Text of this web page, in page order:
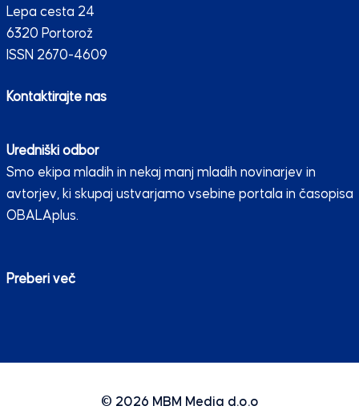
Lepa cesta 24
6320 Portorož
ISSN 2670-4609
Kontaktirajte nas
Uredniški odbor
Smo ekipa mladih in nekaj manj mladih novinarjev in
avtorjev, ki skupaj ustvarjamo vsebine portala in časopisa
OBALAplus.
Preberi več
© 2026 MBM Media d.o.o